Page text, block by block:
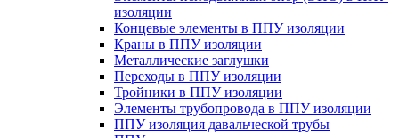
изоляции
Концевые элементы в ППУ изоляции
Краны в ППУ изоляции
Металлические заглушки
Переходы в ППУ изоляции
Тройники в ППУ изоляции
Элементы трубопровода в ППУ изоляции
ППУ изоляция давальческой трубы